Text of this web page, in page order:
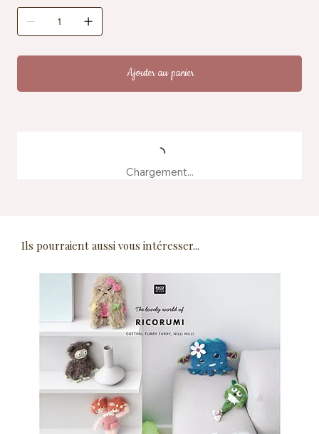
Certification : OEKO-TEX® Standard 100, EN71-3
Entretien : lavable en machine à 40 °C
Fabrication : produit à partir d'eaux de teinture
recyclées
Ajouter au panier
Chargement...
Ils pourraient aussi vous intéresser...